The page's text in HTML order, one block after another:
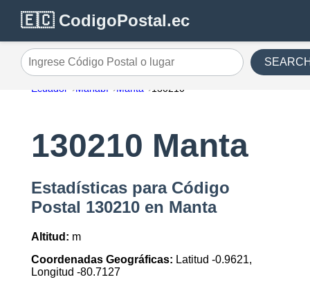
🇪🇨 CodigoPostal.ec
Ingrese Código Postal o lugar
Ecuador Manabí Manta 130210
130210 Manta
Estadísticas para Código
Postal 130210 en Manta
Altitud: m
Coordenadas Geográficas: Latitud -0.9621,
Longitud -80.7127